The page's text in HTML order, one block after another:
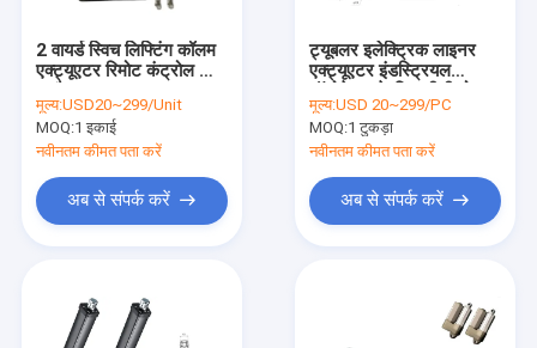
2 वायर्ड स्विच लिफ्टिंग कॉलम
एक्ट्यूएटर रिमोट कंट्रोल किट
मूल्य:USD20~299/Unit
MOQ:1 इकाई
नवीनतम कीमत पता करें
अब से संपर्क करें
ट्यूबलर इलेक्ट्रिक लाइनर
एक्ट्यूएटर इंडस्ट्रियल
4500N IP69K
मूल्य:USD 20~299/PC
MOQ:1 टुकड़ा
नवीनतम कीमत पता करें
अब से संपर्क करें